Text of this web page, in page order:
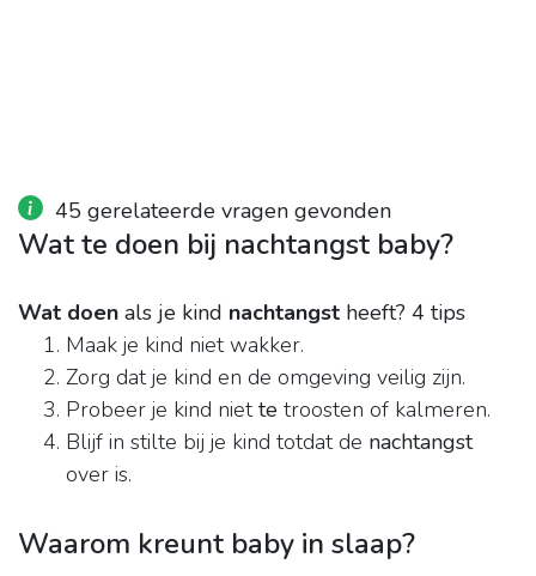
45 gerelateerde vragen gevonden
Wat te doen bij nachtangst baby?
Wat doen als je kind nachtangst heeft? 4 tips
Maak je kind niet wakker.
Zorg dat je kind en de omgeving veilig zijn.
Probeer je kind niette troosten of kalmeren.
Blijf in stilte bij je kind totdat de nachtangst
over is.
Waarom kreunt baby in slaap?